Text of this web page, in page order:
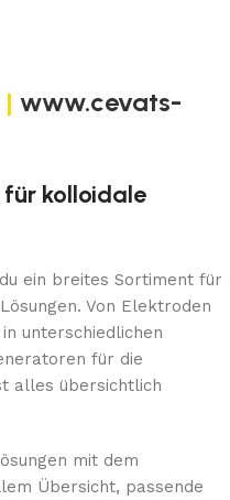
| www.cevats-
für kolloidale
ein breites Sortiment für
Von Elektroden
unterschiedlichen
für die
alles übersichtlich
mit dem
Übersicht, passende